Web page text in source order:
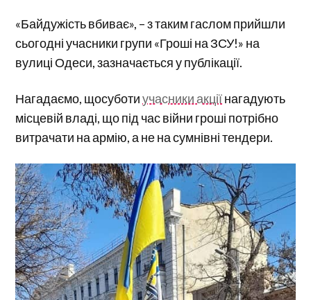
«Байдужість вбиває», – з таким гаслом прийшли
сьогодні учасники групи «Гроші на ЗСУ!» на
вулиці Одеси, зазначається у публікації.
Нагадаємо, щосуботиучасники акціїнагадують
місцевій владі, що під час війни гроші потрібно
витрачати на армію, а не на сумнівні тендери.